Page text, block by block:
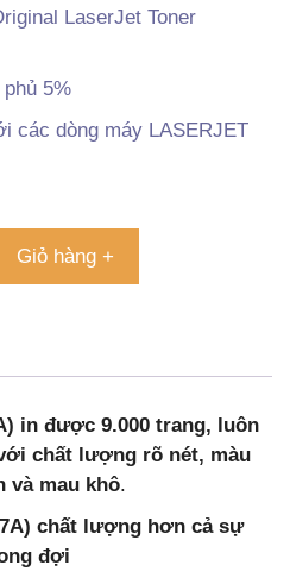
LaserJet Toner
5%
các dòng máy LASERJET
Giỏ hàng +
in được 9.000 trang, luôn
chất lượng rõ nét, màu
và mau khô.
chất lượng hơn cả sự
đợi